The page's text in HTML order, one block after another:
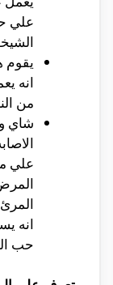
علي
يقوم
انه
من
شاي
علي
انه
حب